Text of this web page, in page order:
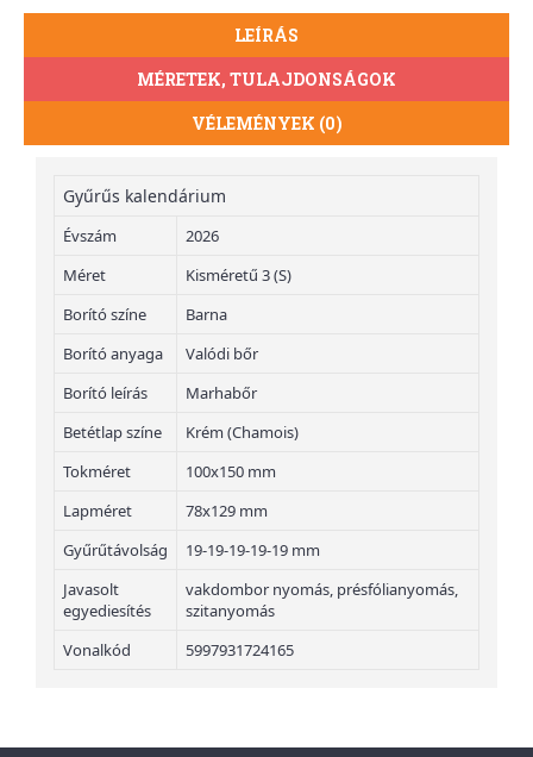
LEÍRÁS
MÉRETEK, TULAJDONSÁGOK
VÉLEMÉNYEK (0)
Gyűrűs kalendárium
Évszám
2026
Méret
Kisméretű 3 (S)
Borító színe
Barna
Borító anyaga
Valódi bőr
Borító leírás
Marhabőr
Betétlap színe
Krém (Chamois)
Tokméret
100x150 mm
Lapméret
78x129 mm
Gyűrűtávolság
19-19-19-19-19 mm
Javasolt
egyediesítés
vakdombor nyomás, présfólianyomás,
szitanyomás
Vonalkód
5997931724165